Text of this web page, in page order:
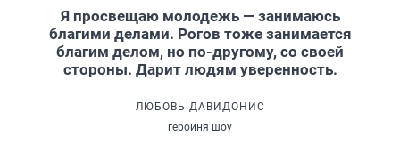
Я просвещаю молодежь — занимаюсь
благими делами. Рогов тоже занимается
благим делом, но по-другому, со своей
стороны. Дарит людям уверенность.
ЛЮБОВЬ ДАВИДОНИС
героиня шоу